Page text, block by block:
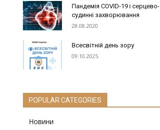
Пандемія COVID-19 і серцево-
судинні захворювання
28.08.2020
Всесвітній день зору
09.10.2025
POPULAR CATEGORIES
Новини